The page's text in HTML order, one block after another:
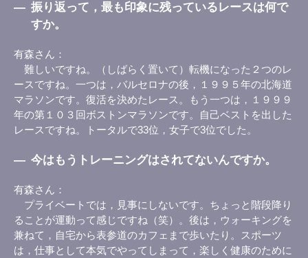
― 振り返って，最も印象に残っているレースは何で
すか。
有森さん
難しいですね。（しばらく置いて）転機になった２つのレ
ースですね。一つは，バルセロナの後，１９９５年の北海道
マラソンです。復活を決めたレース。もう一つは，１９９９
年の第１０３回ボストンマラソンです。自己ベストを出した
レースですね。トータルで33位，女子で3位でした。
― 今はもうトレーニングはされてないんですか。
有森さん
プライベートでは，見事にしないです。ちょっと階段降り
ることが運動って感じですね（笑）。後は，ウォーキングを
兼ねて，自宅から表参道のカフェまで歩いたり。スポーツ
は，仕事として本気でやってしまって，楽しく健康のために